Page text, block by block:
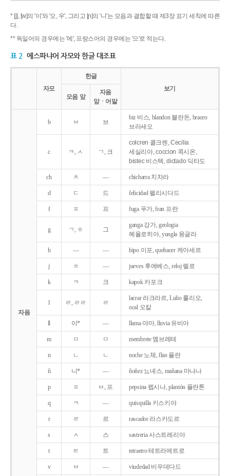
* [j], [w]의 '이'와 '오, 우', 그리고 [ɲ]의 '니'는 모음과 결합할 때 제3장 표기 세칙에 따른
다.
** 독일어의 경우에는 '에', 프랑스어의 경우에는 '으'로 적는다.
표 2 에스파냐어 자모와 한글 대조표
자모
한글
보기
모음 앞
자음
앞ㆍ어말
자음
b ㅂ 브
biz 비스, blandon 블란돈, braceo
브라세오
c ㅋ, ㅅ ㄱ, 크
colcren 콜크렌, Cecilia
세실리아, coccion 콕시온,
bistec 비스텍, dictado 딕타도
ch ㅊ ― chicharra 치차라
d ㄷ 드 felicidad 펠리시다드
f ㅍ 프 fuga 푸가, fran 프란
g ㄱ, ㅎ 그
ganga 강가, geologia
헤올로히아, yungla 융글라
h ― ― hipo 이포, quehacer 케아세르
j ㅎ ― jueves 후에베스, reloj 렐로
k ㅋ 크 kapok 카포크
l ㄹ, ㄹㄹ ㄹ
lacrar 라크라르, Lulio 룰리오,
ocal 오칼
ll 이* ― llama 야마, lluvia 유비아
m ㅁ ㅁ membrete 멤브레테
n ㄴ ㄴ noche 노체, flan 플란
ñ 니* ― ñoñez 뇨녜스, mañana 마냐나
p ㅍ ㅂ, 프 pepsina 펩시나, plantón 플란톤
q ㅋ ― quisquilla 키스키야
r ㄹ 르 rascador 라스카도르
s ㅅ 스 sastreria 사스트레리아
t ㅌ 트 tetraetro 테트라에트로
v ㅂ ― viudedad 비우데다드